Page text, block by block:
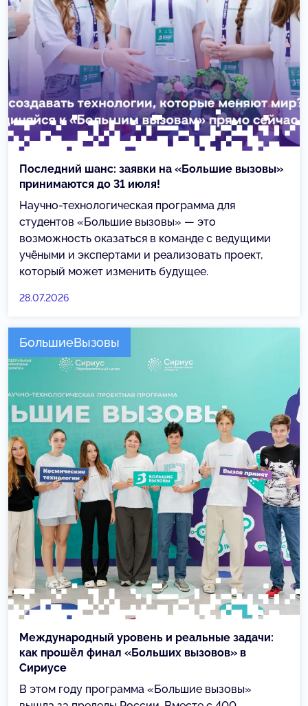
Последний шанс: заявки на «Большие вызовы»
принимаются до 31 июля!
Научно-технологическая программа для
студентов «Большие вызовы» — это
возможность оказаться в команде с ведущими
учёными и экспертами и реализовать проект,
который может изменить будущее.
28.07.2026
БольшиеВызовы
Международный уровень и реальные задачи:
как прошёл финал «Больших вызовов» в
Сириусе
В этом году программа «Большие вызовы»